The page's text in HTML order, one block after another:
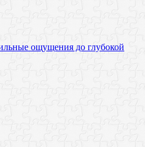
ощущения до глубокой